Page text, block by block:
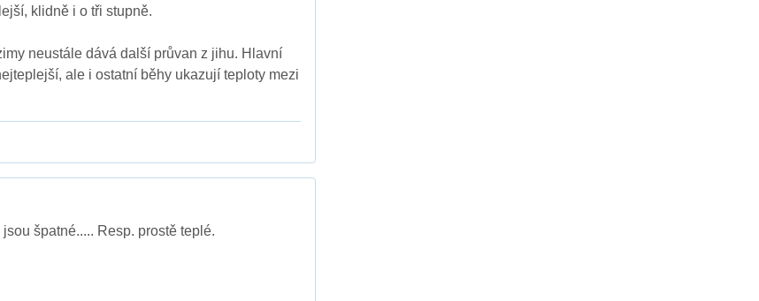
klidně i o tři stupně.
neustále dává další průvan z jihu. Hlavní
ale i ostatní běhy ukazují teploty mezi
špatné..... Resp. prostě teplé.